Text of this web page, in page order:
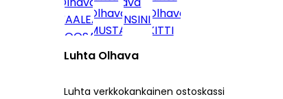
Luhta Olhava
Luhta verkkokankainen ostoskassi